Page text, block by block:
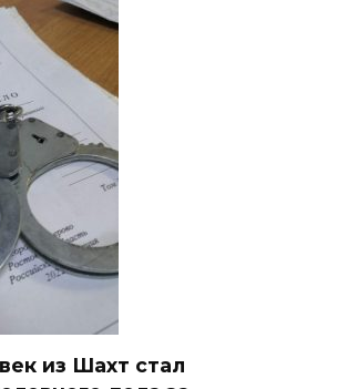
из Шахт стал